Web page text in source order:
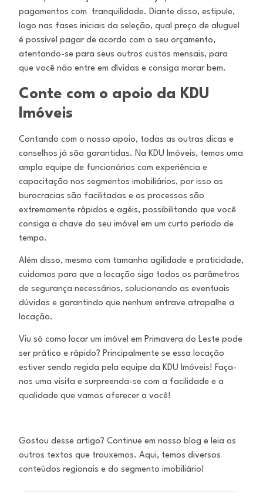
pagamentos com tranquilidade. Diante disso, estipule,
logo nas fases iniciais da seleção, qual preço de aluguel
é possível pagar de acordo com o seu orçamento,
atentando-se para seus outros custos mensais, para
que você não entre em dívidas e consiga morar bem.
Conte com o apoio da KDU
Imóveis
Contando com o nosso apoio, todas as outras dicas e
conselhos já são garantidas. Na KDU Imóveis, temos uma
ampla equipe de funcionários com experiência e
capacitação nos segmentos imobiliários, por isso as
burocracias são facilitadas e os processos são
extremamente rápidos e agéis, possibilitando que você
consiga a chave do seu imóvel em um curto período de
tempo.
Além disso, mesmo com tamanha agilidade e praticidade,
cuidamos para que a locação siga todos os parâmetros
de segurança necessários, solucionando as eventuais
dúvidas e garantindo que nenhum entrave atrapalhe a
locação.
Viu só como locar um imóvel em Primavera do Leste pode
ser prático e rápido? Principalmente se essa locação
estiver sendo regida pela equipe da KDU Imóveis! Faça-
nos uma visita e surpreenda-se com a facilidade e a
qualidade que vamos oferecer a você!
Gostou desse artigo? Continue em nosso blog e leia os
outros textos que trouxemos. Aqui, temos diversos
conteúdos regionais e do segmento imobiliário!